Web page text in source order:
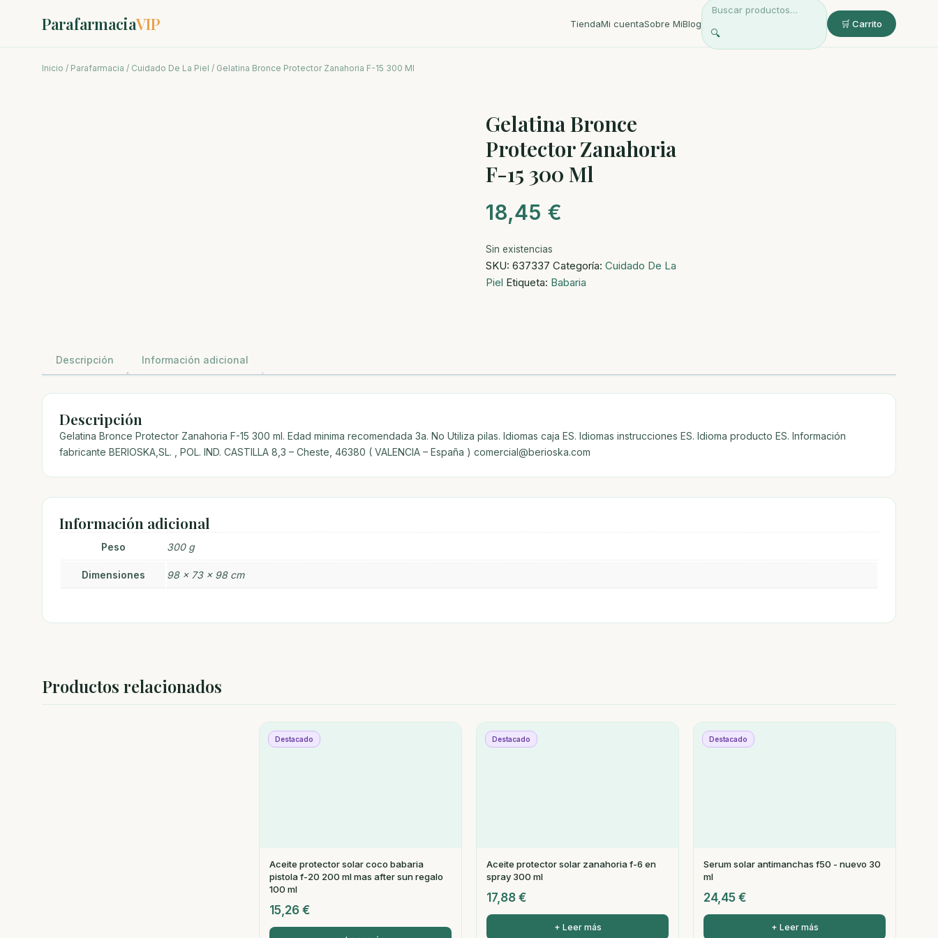
ParafarmaciaVIP TiendaMi cuentaSobre MiBlog
🔍
🛒 Carrito
Inicio / Parafarmacia / Cuidado De La Piel / Gelatina Bronce Protector Zanahoria F-15 300 Ml
Gelatina Bronce
Protector Zanahoria
F-15 300 Ml
18,45 €
Sin existencias
SKU: 637337 Categoría: Cuidado De La
Piel Etiqueta: Babaria
Descripción Información adicional
Descripción
Gelatina Bronce Protector Zanahoria F-15 300 ml. Edad minima recomendada 3a. No Utiliza pilas. Idiomas caja ES. Idiomas instrucciones ES. Idioma producto ES. Información
fabricante BERIOSKA,SL. , POL. IND. CASTILLA 8,3 – Cheste, 46380 ( VALENCIA – España ) comercial@berioska.com
Información adicional
Peso 300 g
Dimensiones 98 × 73 × 98 cm
Productos relacionados
Destacado
Aceite protector solar coco babaria
pistola f-20 200 ml mas after sun regalo
100 ml
15,26 €
Destacado
Aceite protector solar zanahoria f-6 en
spray 300 ml
17,88 €
+ Leer más
Destacado
Serum solar antimanchas f50 - nuevo 30
ml
24,45 €
+ Leer más